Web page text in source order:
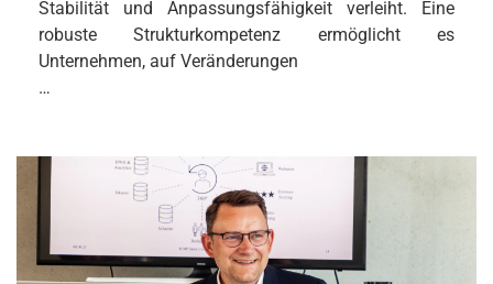
Stabilität und Anpassungsfähigkeit verleiht. Eine
robuste Strukturkompetenz ermöglicht es
Unternehmen, auf Veränderungen
…